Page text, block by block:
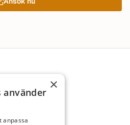
×
använder
anpassa